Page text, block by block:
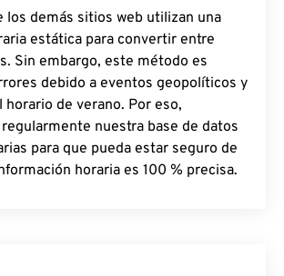
los demás sitios web utilizan una
estática para convertir entre
Sin embargo, este método es
debido a eventos geopolíticos y
horario de verano. Por eso,
nuestra base de datos
para que pueda estar seguro de
horaria es 100 % precisa.